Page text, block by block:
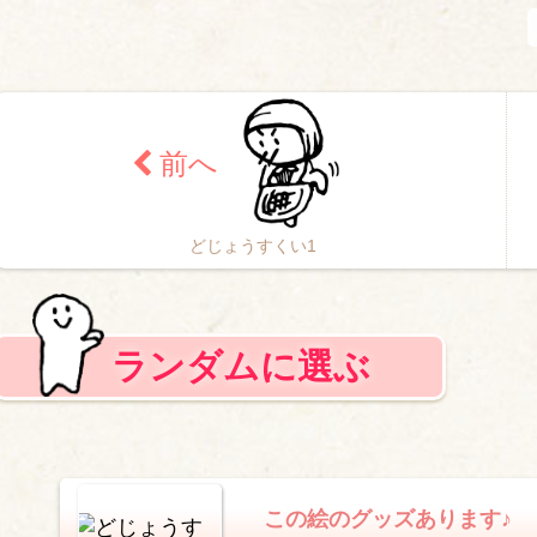
どじょうすくい1
ランダムに選ぶ
この絵のグッズあります♪